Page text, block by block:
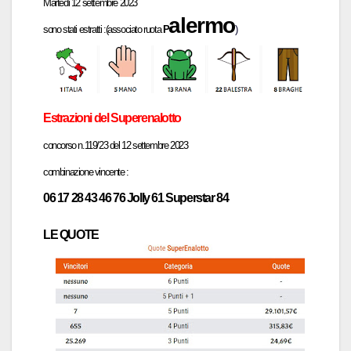
Martedi 12 settembre 2023
sono stati estratti :(associato ruotaPalermo)
Estrazioni del Superenalotto
concorso n.119/23 del 12 settembre2023
combinazione vincente :
06 17 28 43 46 76Jolly 61 Superstar 84
LE QUOTE